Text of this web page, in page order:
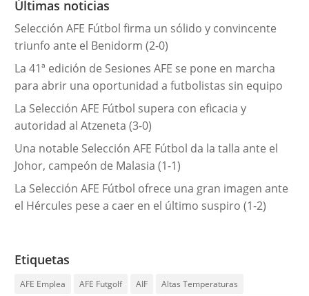
a
s
Últimas noticias
Selección AFE Fútbol firma un sólido y convincente
triunfo ante el Benidorm (2-0)
La 41ª edición de Sesiones AFE se pone en marcha
para abrir una oportunidad a futbolistas sin equipo
La Selección AFE Fútbol supera con eficacia y
autoridad al Atzeneta (3-0)
Una notable Selección AFE Fútbol da la talla ante el
Johor, campeón de Malasia (1-1)
La Selección AFE Fútbol ofrece una gran imagen ante
el Hércules pese a caer en el último suspiro (1-2)
Etiquetas
AFE Emplea AFE Futgolf AIF
Altas Temperaturas